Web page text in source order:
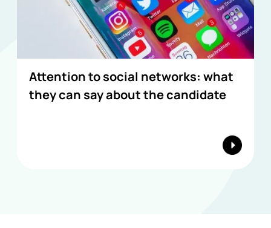
Attention to social networks: what
they can say about the candidate